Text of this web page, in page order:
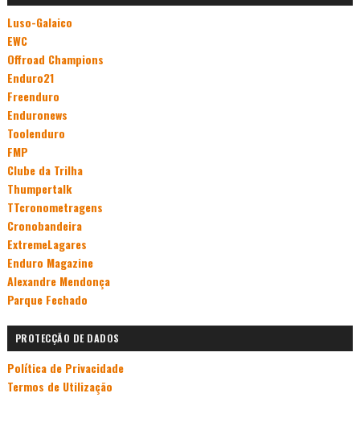
Luso-Galaico
EWC
Offroad Champions
Enduro21
Freenduro
Enduronews
Toolenduro
FMP
Clube da Trilha
Thumpertalk
TTcronometragens
Cronobandeira
ExtremeLagares
Enduro Magazine
Alexandre Mendonça
Parque Fechado
PROTECÇÃO DE DADOS
Política de Privacidade
Termos de Utilização